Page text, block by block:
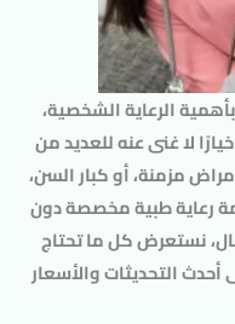
الرعاية الشخصية،
لا غنى عنه للعديد من
مزمنة، أو كبار السن،
رعاية طبية مخصصة دون
نستعرض كل ما تحتاج
التحديثات والأسعار